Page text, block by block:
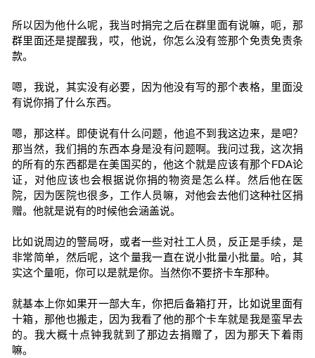
所以因为他什么呢，我当时捐完之后在群里面有说嘛，呃，那
群里面还是提醒我，哎，他说，你怎么没有签那个免责免责条
款。
嗯，我说，其实没有必要，因为他没有写的那个表格，里面没
有说你捐了什么东西。
嗯，那这样。即使说有什么问题，他追不到我这边来，是吧？
那当然，我们捐的东西本身是没有问题啊。我问过我，这次捐
的所有的东西都是在美国买的，他这个就是应该有那个FDA论
证，对他应该也会根据说你捐的物资是怎么样。然后他在医
院，因为医院也很多，工作人员嘛，对他会去他们这种社区捐
赠。他就是说有的时候他会涵盖说。
比如说周边的警局呀，或者一些对社工人员，反正是手续，是
非常简单，然后呢，这个量我一直在说小批量小批量。哈，其
实这个量呃，你可以是就是你。当然你不要挤卡车那种。
就基本上你如果开一部大车，你把后备箱打开，比如说里面有
十箱，那他也搬走，因为我看了他的那个卡车就是我是蛮早去
的。我大概十点钟我就到了那边去捐赠了，因为那天下着雨
嘛。